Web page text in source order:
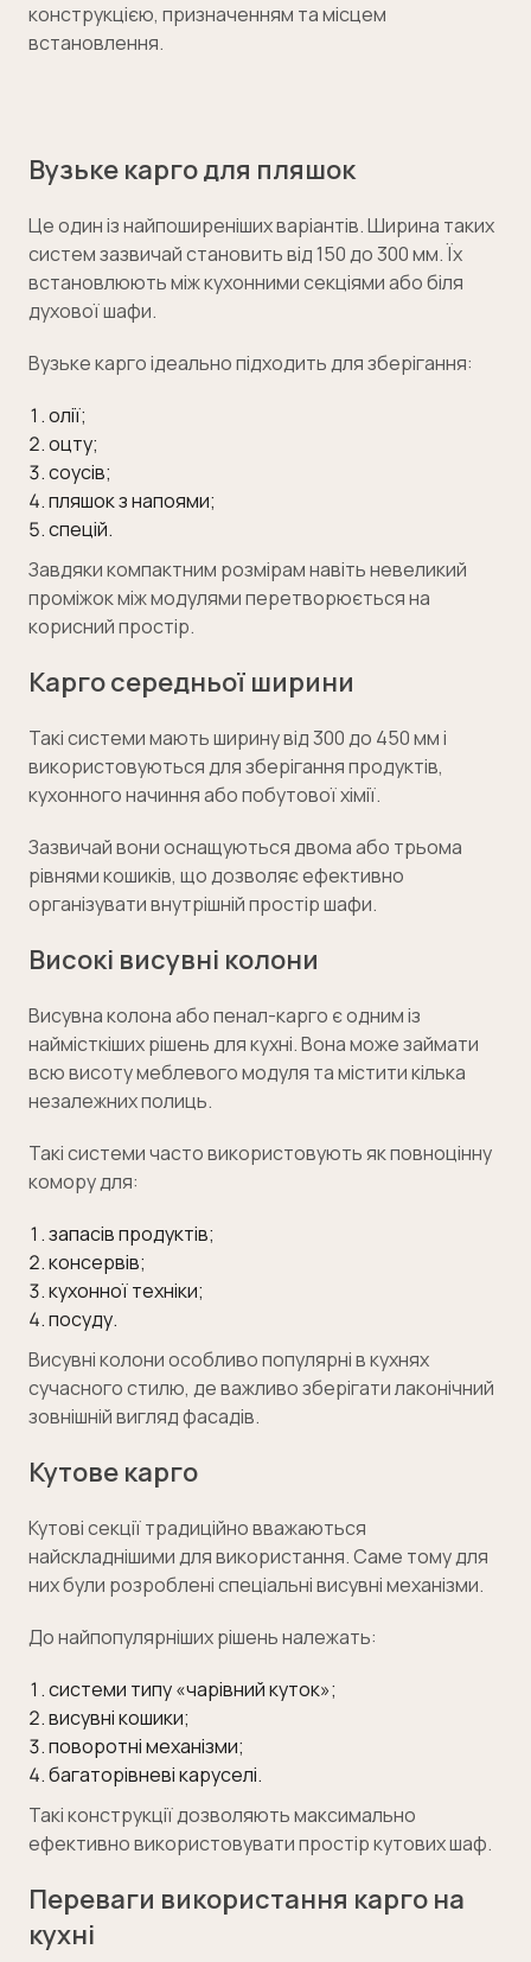
конструкцією, призначенням та місцем
встановлення.
Вузьке карго для пляшок
Це один із найпоширеніших варіантів. Ширина таких
систем зазвичай становить від 150 до 300 мм. Їх
встановлюють між кухонними секціями або біля
духової шафи.
Вузьке карго ідеально підходить для зберігання:
олії;
оцту;
соусів;
пляшок з напоями;
спецій.
Завдяки компактним розмірам навіть невеликий
проміжок між модулями перетворюється на
корисний простір.
Карго середньої ширини
Такі системи мають ширину від 300 до 450 мм і
використовуються для зберігання продуктів,
кухонного начиння або побутової хімії.
Зазвичай вони оснащуються двома або трьома
рівнями кошиків, що дозволяє ефективно
організувати внутрішній простір шафи.
Високі висувні колони
Висувна колона або пенал-карго є одним із
наймісткіших рішень для кухні. Вона може займати
всю висоту меблевого модуля та містити кілька
незалежних полиць.
Такі системи часто використовують як повноцінну
комору для:
запасів продуктів;
консервів;
кухонної техніки;
посуду.
Висувні колони особливо популярні в кухнях
сучасного стилю, де важливо зберігати лаконічний
зовнішній вигляд фасадів.
Кутове карго
Кутові секції традиційно вважаються
найскладнішими для використання. Саме тому для
них були розроблені спеціальні висувні механізми.
До найпопулярніших рішень належать:
системи типу «чарівний куток»;
висувні кошики;
поворотні механізми;
багаторівневі каруселі.
Такі конструкції дозволяють максимально
ефективно використовувати простір кутових шаф.
Переваги використання карго на
кухні